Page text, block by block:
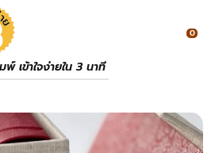
เข้าใจง่ายใน 3 นาที
0